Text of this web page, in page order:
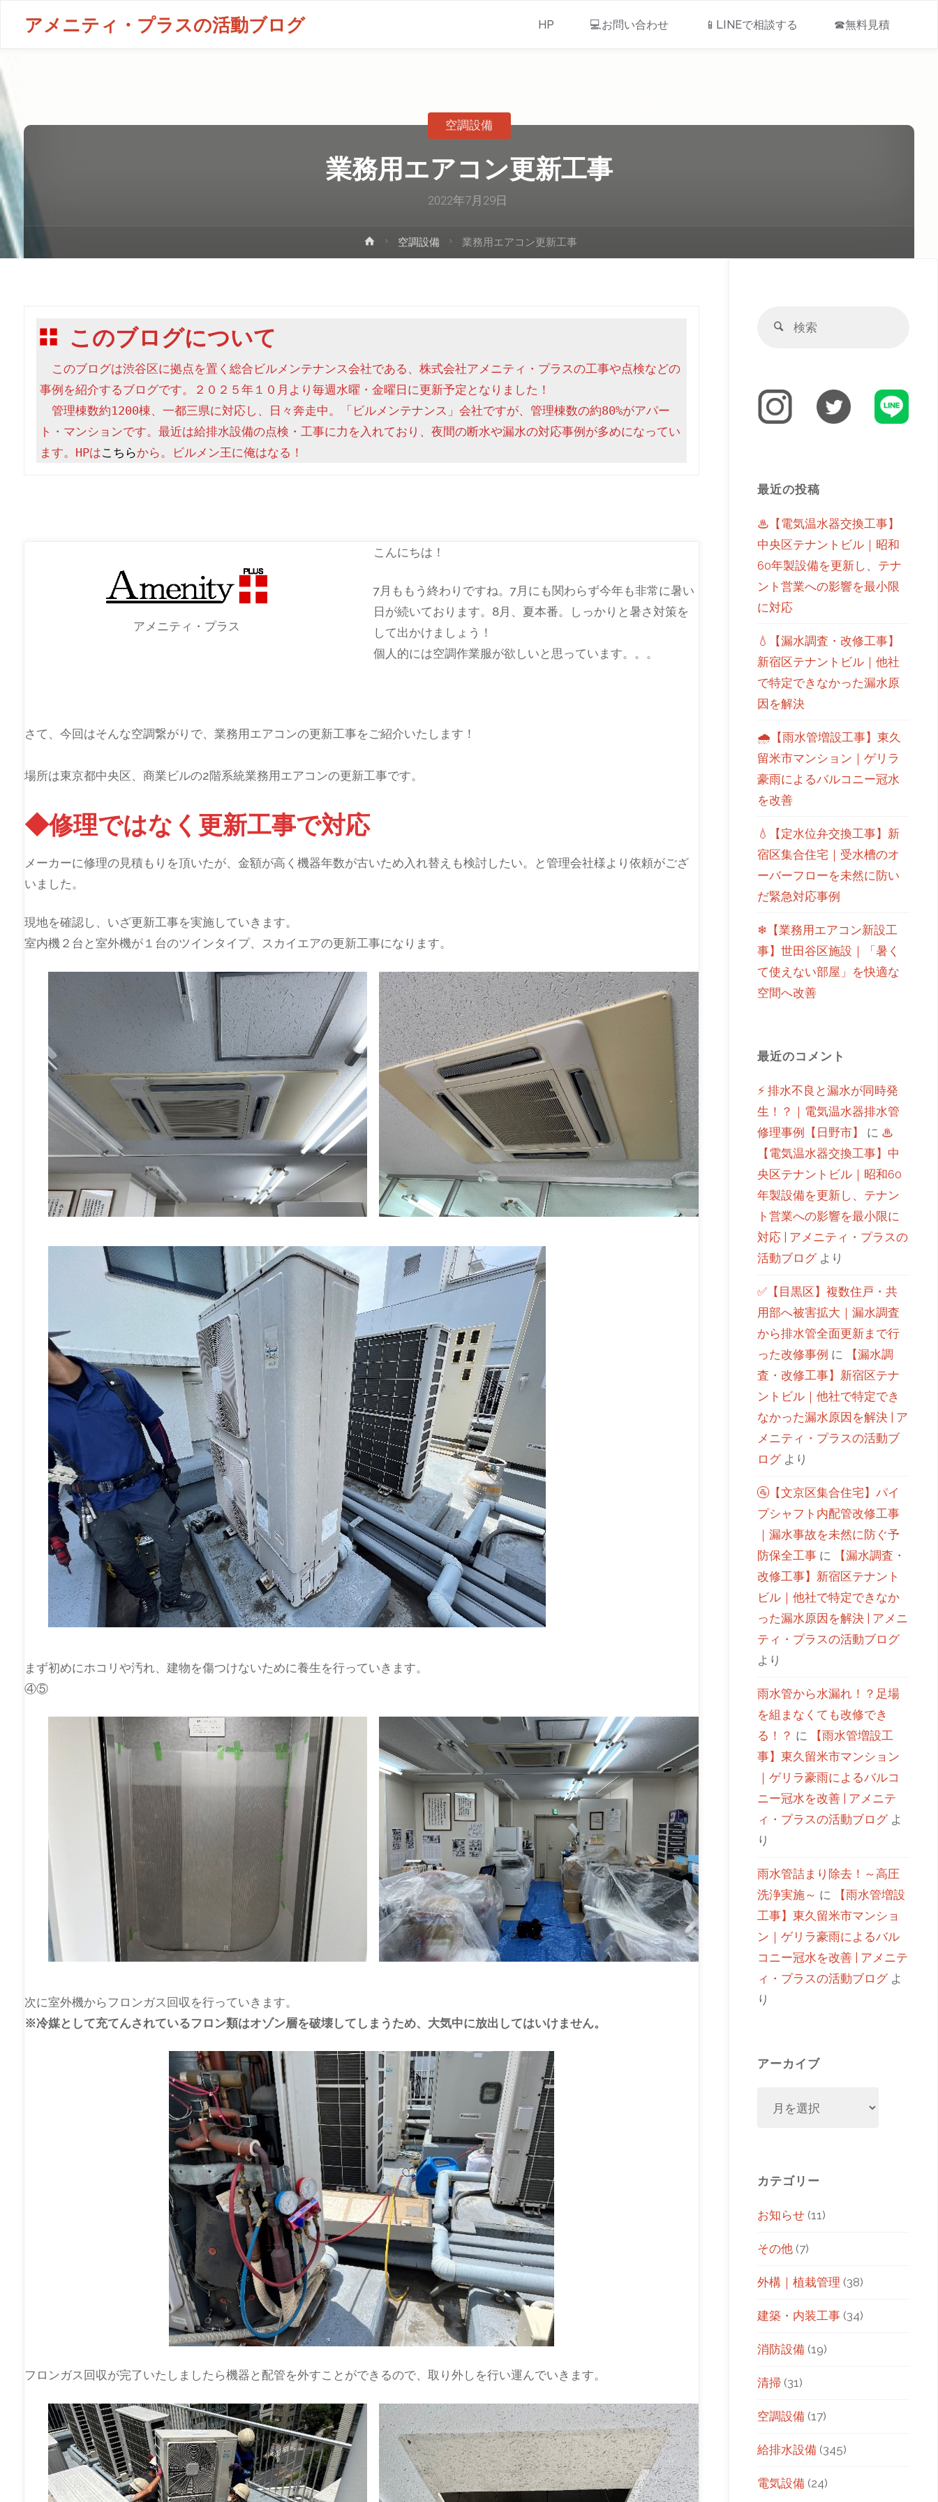
アメニティ・プラスの活動ブログ HP 💻お問い合わせ 📱LINEで相談する ☎無料見積
業務用エアコン更新工事
2022年7月29日
空調設備
空調設備 業務用エアコン更新工事
このブログについて
このブログは渋谷区に拠点を置く総合ビルメンテナンス会社である、株式会社アメニティ・プラスの工事や点検などの
事例を紹介するブログです。２０２５年１０月より毎週水曜・金曜日に更新予定となりました！
管理棟数約1200棟、一都三県に対応し、日々奔走中。「ビルメンテナンス」会社ですが、管理棟数の約80%がアパー
ト・マンションです。最近は給排水設備の点検・工事に力を入れており、夜間の断水や漏水の対応事例が多めになってい
ます。HPはこちらから。ビルメン王に俺はなる！
アメニティ・プラス
こんにちは！
7月ももう終わりですね。7月にも関わらず今年も非常に暑い
日が続いております。8月、夏本番。しっかりと暑さ対策を
して出かけましょう！
個人的には空調作業服が欲しいと思っています。。。
さて、今回はそんな空調繋がりで、業務用エアコンの更新工事をご紹介いたします！
場所は東京都中央区、商業ビルの2階系統業務用エアコンの更新工事です。
◆修理ではなく更新工事で対応
メーカーに修理の見積もりを頂いたが、金額が高く機器年数が古いため入れ替えも検討したい。と管理会社様より依頼がござ
いました。
現地を確認し、いざ更新工事を実施していきます。
室内機２台と室外機が１台のツインタイプ、スカイエアの更新工事になります。
まず初めにホコリや汚れ、建物を傷つけないために養生を行っていきます。
④⑤
次に室外機からフロンガス回収を行っていきます。
※冷媒として充てんされているフロン類はオゾン層を破壊してしまうため、大気中に放出してはいけません。
フロンガス回収が完了いたしましたら機器と配管を外すことができるので、取り外しを行い運んでいきます。
最近の投稿
♨【電気温水器交換工事】
中央区テナントビル｜昭和
60年製設備を更新し、テナ
ント営業への影響を最小限
に対応
💧【漏水調査・改修工事】
新宿区テナントビル｜他社
で特定できなかった漏水原
因を解決
🌧【雨水管増設工事】東久
留米市マンション｜ゲリラ
豪雨によるバルコニー冠水
を改善
💧【定水位弁交換工事】新
宿区集合住宅｜受水槽のオ
ーバーフローを未然に防い
だ緊急対応事例
❄【業務用エアコン新設工
事】世田谷区施設｜「暑く
て使えない部屋」を快適な
空間へ改善
最近のコメント
⚡ 排水不良と漏水が同時発
生！？｜電気温水器排水管
修理事例【日野市】
に ♨
【電気温水器交換工事】中
央区テナントビル｜昭和60
年製設備を更新し、テナン
ト営業への影響を最小限に
対応 | アメニティ・プラスの
活動ブログより
✅【目黒区】複数住戸・共
用部へ被害拡大｜漏水調査
から排水管全面更新まで行
った改修事例 に
【漏水調
査・改修工事】新宿区テナ
ントビル｜他社で特定でき
なかった漏水原因を解決 | ア
メニティ・プラスの活動ブ
ログより
🚰【文京区集合住宅】パイ
プシャフト内配管改修工事
｜漏水事故を未然に防ぐ予
防保全工事 に
【漏水調査・
改修工事】新宿区テナント
ビル｜他社で特定できなか
った漏水原因を解決 | アメニ
ティ・プラスの活動ブログ
より
雨水管から水漏れ！？足場
を組まなくても改修でき
る！？ に
【雨水管増設工
事】東久留米市マンション
｜ゲリラ豪雨によるバルコ
ニー冠水を改善 | アメニテ
ィ・プラスの活動ブログよ
り
雨水管詰まり除去！～高圧
洗浄実施～ に
【雨水管増設
工事】東久留米市マンショ
ン｜ゲリラ豪雨によるバル
コニー冠水を改善 | アメニテ
ィ・プラスの活動ブログよ
り
アーカイブ
カテゴリー
お知らせ (11)
その他 (7)
外構｜植栽管理 (38)
建築・内装工事 (34)
消防設備 (19)
清掃 (31)
空調設備 (17)
給排水設備 (345)
電気設備 (24)